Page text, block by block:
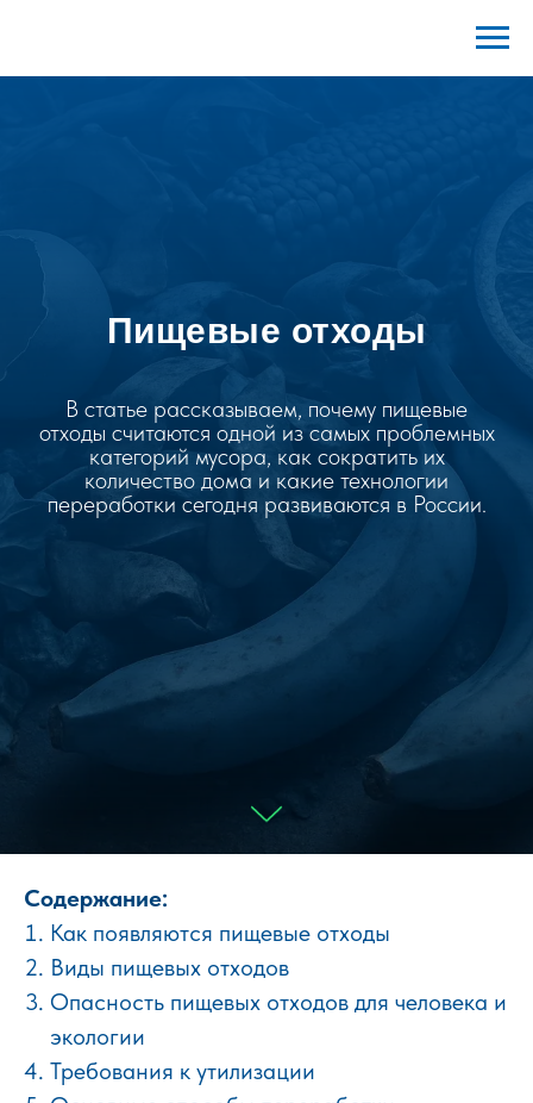
Пищевые отходы
В статье рассказываем, почему пищевые
отходы считаются одной из самых проблемных
категорий мусора, как сократить их
количество дома и какие технологии
переработки сегодня развиваются в России.
Содержание:
Как появляются пищевые отходы
Виды пищевых отходов
Опасность пищевых отходов для человека и
экологии
Требования к утилизации